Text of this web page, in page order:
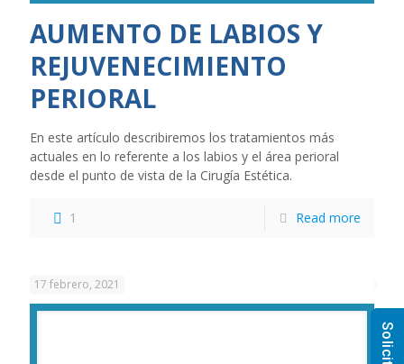
AUMENTO DE LABIOS Y
REJUVENECIMIENTO
PERIORAL
En este artículo describiremos los tratamientos más
actuales en lo referente a los labios y el área perioral
desde el punto de vista de la Cirugía Estética.
1 Read more
17 febrero, 2021